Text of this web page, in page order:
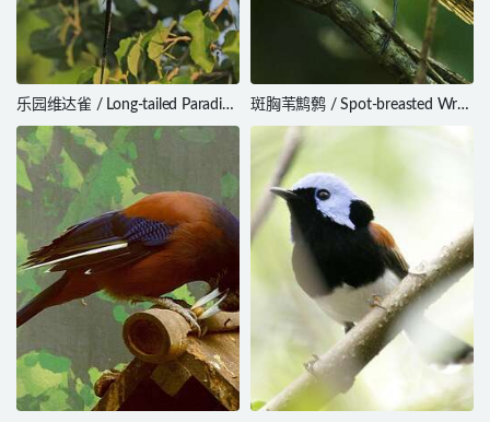
乐园维达雀 / Long-tailed Paradise
Whydah / Vidua paradisaea
斑胸苇鹪鹩 / Spot-breasted Wren
/ Pheugopedius maculipectus